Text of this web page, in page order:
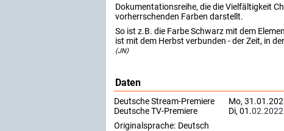
Dokumentationsreihe, die die Vielfältigkeit
vorherrschenden Farben darstellt.
So ist z.B. die Farbe Schwarz mit dem
ist mit dem Herbst verbunden - der Zeit, in
(JN)
Daten
Deutsche Stream-Premiere
Mo,
Deutsche TV-Premiere
Di, 01.02.2022
Originalsprache: Deutsch